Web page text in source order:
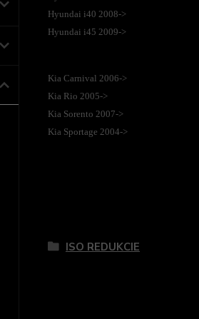
Hyundai i40 2008->
Hyundai i45 2009->
Kia Carnival 2006->
Kia Rio 2005->
Kia Sorento 2007->
Kia Sportage 2004->
ISO REDUKCIE